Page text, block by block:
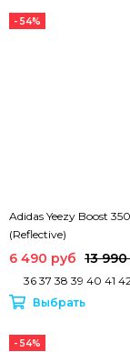
- 54%
Adidas Yeezy Boost
(Reflective)
6 490 руб 13
36 37 38 39 40 41
Выбрать
- 54%